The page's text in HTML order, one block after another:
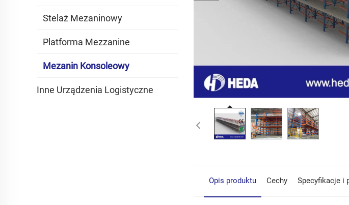
Stelaż Mezaninowy
Platforma Mezzanine
Mezanin Konsoleowy
Inne Urządzenia Logistyczne
Opis produktu Cechy Specyfikacje i